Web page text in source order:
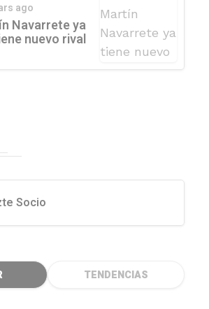
ago
Navarrete ya
nuevo rival
Socio
TENDENCIAS